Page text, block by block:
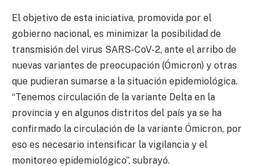
El objetivo de esta iniciativa, promovida por el
gobierno nacional, es minimizar la posibilidad de
transmisión del virus SARS-CoV-2, ante el arribo de
nuevas variantes de preocupación (Ómicron) y otras
que pudieran sumarse a la situación epidemiológica.
“Tenemos circulación de la variante Delta en la
provincia y en algunos distritos del país ya se ha
confirmado la circulación de la variante Ómicron, por
eso es necesario intensificar la vigilancia y el
monitoreo epidemiológico”, subrayó.